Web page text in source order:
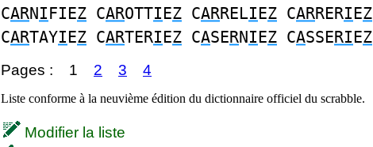
CARNIFIEZ CAROTTIEZ CARRELIEZ CARRERIEZ
CARTAYIEZ CARTERIEZ CASERNIEZ CASSERIEZ
Pages : 1 2 3 4
Liste conforme à la neuvième édition du dictionnaire officiel du scrabble.
Modifier la liste